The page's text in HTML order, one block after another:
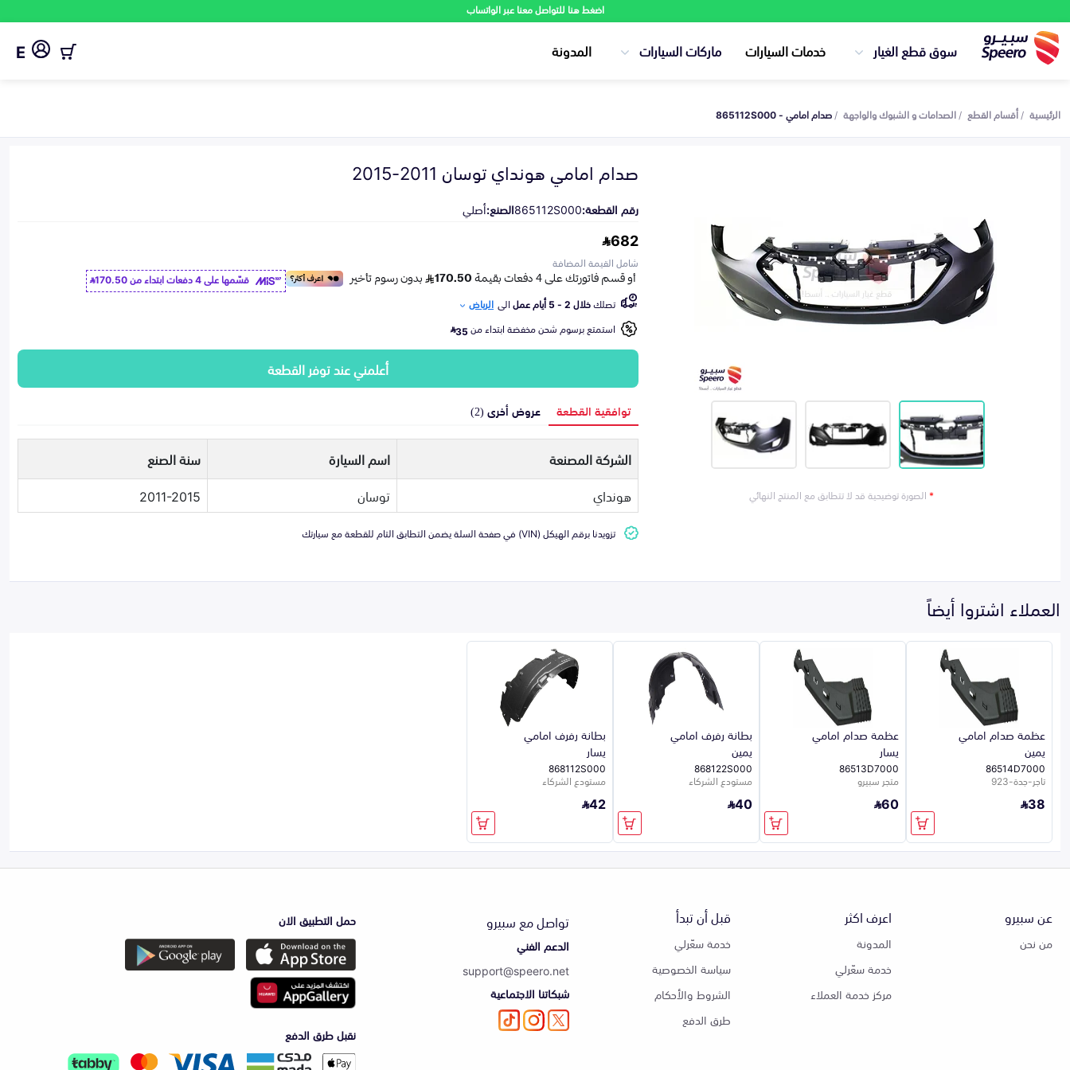
اضغط هنا للتواصل معنا عبر الواتساب
سوق قطع الغيار خدمات السيارات ماركات السيارات المدونة E
الرئيسية أقسام القطع الصدامات و الشبوك والواجهة صدام امامي - 865112S000
*الصورة توضيحية قد لا تتطابق مع المنتج النهائي
صدام امامي هونداي توسان 2011-2015
رقم القطعة:865112S000الصنع:أصلي
682
شامل القيمة المضافة
قسّمها على 4 دفعات ابتداء من
170.50
تصلكخلال 2 - 5 أيام عمل الى الرياض
استمتع برسوم شحن مخفضة ابتداء من35
أعلمني عند توفر القطعة
توافقية القطعة عروض أخرى (2)
الشركة المصنعة اسم السيارة
سنة الصنع
هونداي
توسان 2011-2015
تزويدنا برقم الهيكل (VIN) في صفحة السلة يضمن التطابق التام للقطعة مع سيارتك
العملاء اشتروا أيضاً
عظمة صدام امامي
يمين
86514D7000
تاجر-جدة-923
38
عظمة صدام امامي
يسار
86513D7000
متجر سبيرو
60
بطانة رفرف امامي
يمين
868122S000
مستودع الشركاء
40
بطانة رفرف امامي
يسار
868112S000
مستودع الشركاء
42
عن سبيرو
من نحن
اعرف اكثر
المدونة
خدمة سعّرلي
مركز خدمة العملاء
قبل أن تبدأ
خدمة سعّرلي
سياسة الخصوصية
الشروط والأحكام
طرق الدفع
تواصل مع سبيرو
الدعم الفني
support@speero.net
شبكاتنا الاجتماعية
حمل التطبيق الان
نقبل طرق الدفع